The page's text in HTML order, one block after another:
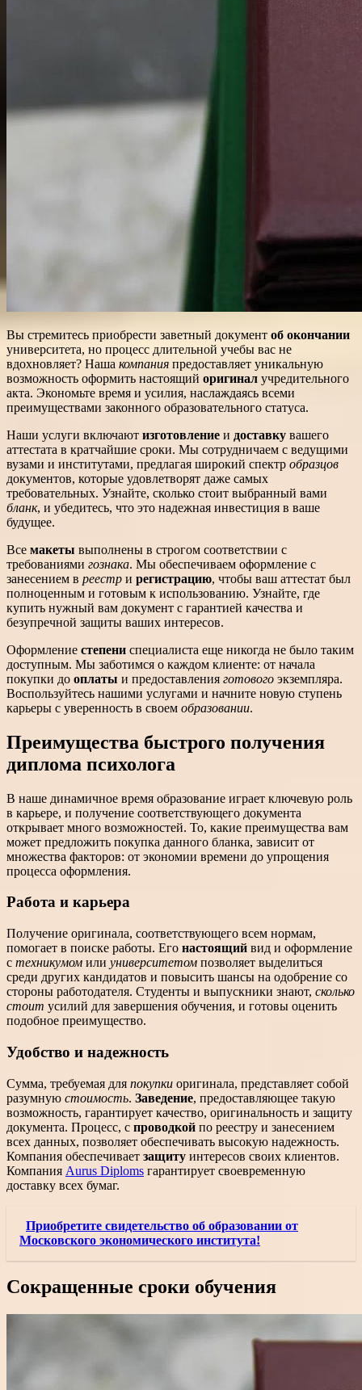
Вы стремитесь приобрести заветный документ об окончании
университета, но процесс длительной учебы вас не
вдохновляет? Наша компания предоставляет уникальную
возможность оформить настоящий оригинал учредительного
акта. Экономьте время и усилия, наслаждаясь всеми
преимуществами законного образовательного статуса.
Наши услуги включают изготовление и доставку вашего
аттестата в кратчайшие сроки. Мы сотрудничаем с ведущими
вузами и институтами, предлагая широкий спектр образцов
документов, которые удовлетворят даже самых
требовательных. Узнайте, сколько стоит выбранный вами
бланк, и убедитесь, что это надежная инвестиция в ваше
будущее.
Все макеты выполнены в строгом соответствии с
требованиями гознака. Мы обеспечиваем оформление с
занесением в реестр и регистрацию, чтобы ваш аттестат был
полноценным и готовым к использованию. Узнайте, где
купить нужный вам документ с гарантией качества и
безупречной защиты ваших интересов.
Оформление степени специалиста еще никогда не было таким
доступным. Мы заботимся о каждом клиенте: от начала
покупки до оплаты и предоставления готового экземпляра.
Воспользуйтесь нашими услугами и начните новую ступень
карьеры с уверенность в своем образовании.
Преимущества быстрого получения
диплома психолога
В наше динамичное время образование играет ключевую роль
в карьере, и получение соответствующего документа
открывает много возможностей. То, какие преимущества вам
может предложить покупка данного бланка, зависит от
множества факторов: от экономии времени до упрощения
процесса оформления.
Работа и карьера
Получение оригинала, соответствующего всем нормам,
помогает в поиске работы. Его настоящий вид и оформление
с техникумом или университетом позволяет выделиться
среди других кандидатов и повысить шансы на одобрение со
стороны работодателя. Студенты и выпускники знают, сколько
стоит усилий для завершения обучения, и готовы оценить
подобное преимущество.
Удобство и надежность
Сумма, требуемая для покупки оригинала, представляет собой
разумную стоимость. Заведение, предоставляющее такую
возможность, гарантирует качество, оригинальность и защиту
документа. Процесс, с проводкой по реестру и занесением
всех данных, позволяет обеспечивать высокую надежность.
Компания обеспечивает защиту интересов своих клиентов.
Компания Aurus Diploms гарантирует своевременную
доставку всех бумаг.
Приобретите свидетельство об образовании от
Московского экономического института!
Сокращенные сроки обучения